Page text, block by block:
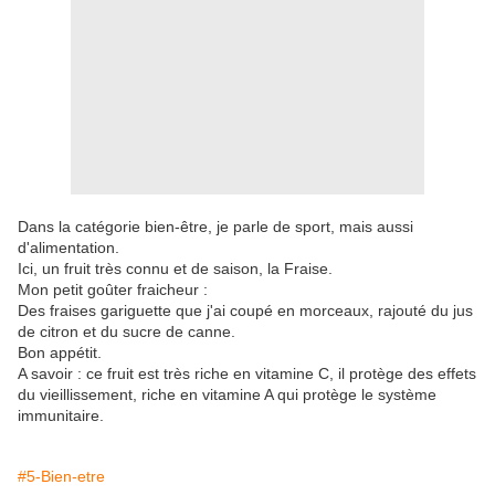
Dans la catégorie bien-être, je parle de sport, mais aussi
d'alimentation.
Ici, un fruit très connu et de saison, la Fraise.
Mon petit goûter fraicheur :
Des fraises gariguette que j'ai coupé en morceaux, rajouté du jus
de citron et du sucre de canne.
Bon appétit.
A savoir : ce fruit est très riche en vitamine C, il protège des effets
du vieillissement, riche en vitamine A qui protège le système
immunitaire.
#5-Bien-etre